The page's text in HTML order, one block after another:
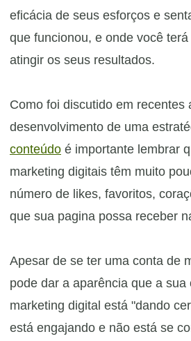
eficácia de seus esforços e
que funcionou, e onde você
atingir os seus resultados.
Como foi discutido em recentes
desenvolvimento de uma
conteúdo é importante lembrar
marketing digitais têm muito
número de likes, favoritos,
que sua pagina possa receber
Apesar de se ter uma conta de
pode dar a aparência que a sua
marketing digital está "dando
está engajando e não está se